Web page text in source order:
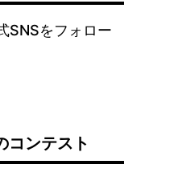
SNSをフォロー
コンテスト